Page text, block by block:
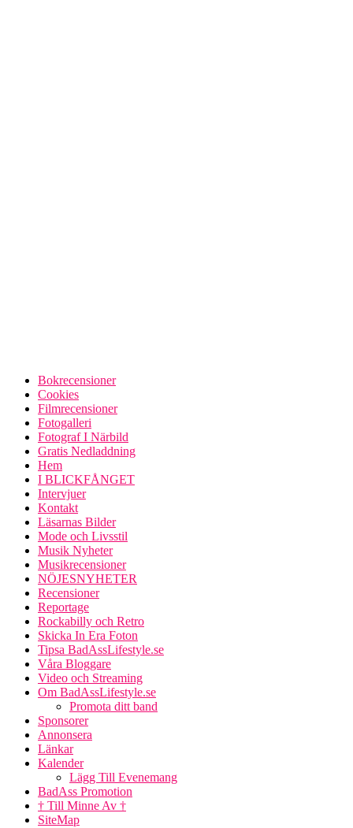
Bokrecensioner
Cookies
Filmrecensioner
Fotogalleri
Fotograf I Närbild
Gratis Nedladdning
Hem
I BLICKFÅNGET
Intervjuer
Kontakt
Läsarnas Bilder
Mode och Livsstil
Musik Nyheter
Musikrecensioner
NÖJESNYHETER
Recensioner
Reportage
Rockabilly och Retro
Skicka In Era Foton
Tipsa BadAssLifestyle.se
Våra Bloggare
Video och Streaming
Om BadAssLifestyle.se
Promota ditt band
Sponsorer
Annonsera
Länkar
Kalender
Lägg Till Evenemang
BadAss Promotion
† Till Minne Av †
SiteMap